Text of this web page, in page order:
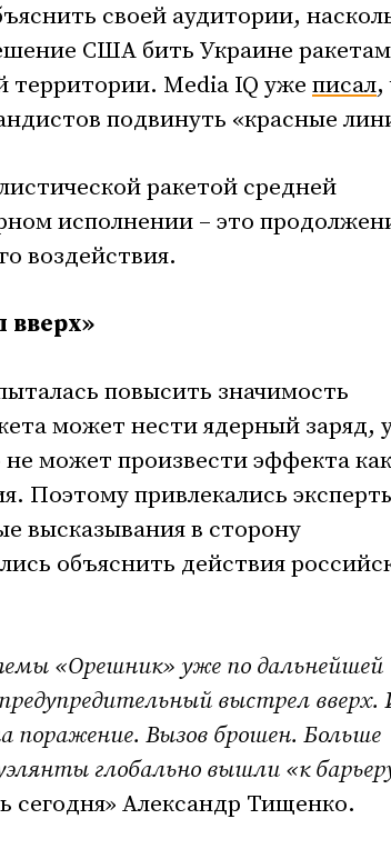
своей аудитории,
США бить Украине
территории. Media IQ уже писал,
подвинуть «красные
ракетой средней
исполнении – это
воздействия.
вверх»
повысить значимость
может нести ядерный заряд,
может произвести эффекта как
Поэтому привлекались
высказывания в сторону
объяснить действия
«Орешник» уже по дальнейшей
выстрел вверх.
поражение. Вызов брошен. Больше
глобально вышли «к
сегодня» Александр Тищенко.